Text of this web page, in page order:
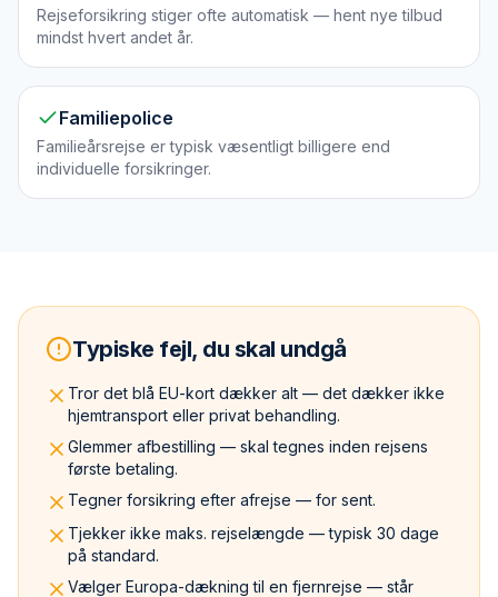
Rejseforsikring stiger ofte automatisk — hent nye tilbud
mindst hvert andet år.
Familiepolice
Familieårsrejse er typisk væsentligt billigere end
individuelle forsikringer.
Typiske fejl, du skal undgå
Tror det blå EU-kort dækker alt — det dækker ikke
hjemtransport eller privat behandling.
Glemmer afbestilling — skal tegnes inden rejsens
første betaling.
Tegner forsikring efter afrejse — for sent.
Tjekker ikke maks. rejselængde — typisk 30 dage
på standard.
Vælger Europa-dækning til en fjernrejse — står